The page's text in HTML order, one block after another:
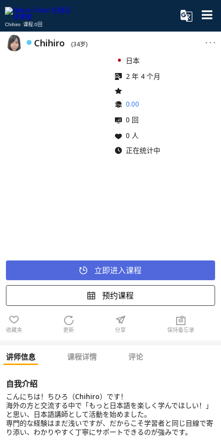
Chihiro 课程:0回
Chihiro (34岁)
日本
2 年 4 个月
0.00
0 回
0 人
正在统计中
立即进入课程
预约课程
收藏夹 更新 分享 保持备忘录
讲师信息 课程详情 评论
自我介绍
こんにちは！ちひろ（Chihiro）です！
海外の方と交流する中で「もっと日本語を楽しく学んでほしい！」
と思い、日本語講師として活動を始めました。
専門的な経験はまだ浅いですが、だからこそ学習者と同じ目線で寄
り添い、わかりやすく丁寧にサポートできるのが強みです。